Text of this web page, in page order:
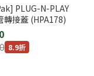
PLUG-N-PLAY
轉接蓋 (HPA178)
8.9折